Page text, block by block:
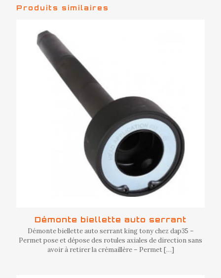
Produits similaires
Démonte biellette auto serrant
Démonte biellette auto serrant king tony chez dap35 –
Permet pose et dépose des rotules axiales de direction sans
avoir à retirer la crémaillère – Permet[…]